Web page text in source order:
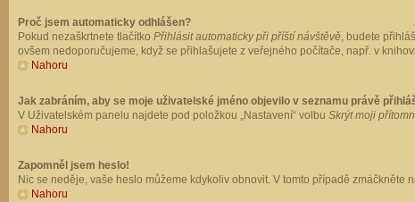
Proč jsem automaticky odhlášen?
Pokud nezaškrtnete tlačítko Přihlásit automaticky při příští návštěvě, budete
ovšem nedoporučujeme, když se přihlašujete z veřejného počítače, např. v
Nahoru
Jak zabráním, aby se moje uživatelské jméno objevilo v seznamu právě
V Uživatelském panelu najdete pod položkou „Nastavení“ volbu Skrýt moji
Nahoru
Zapomněl jsem heslo!
Nic se neděje, vaše heslo můžeme kdykoliv obnovit. V tomto případě zmáčkněte
Nahoru